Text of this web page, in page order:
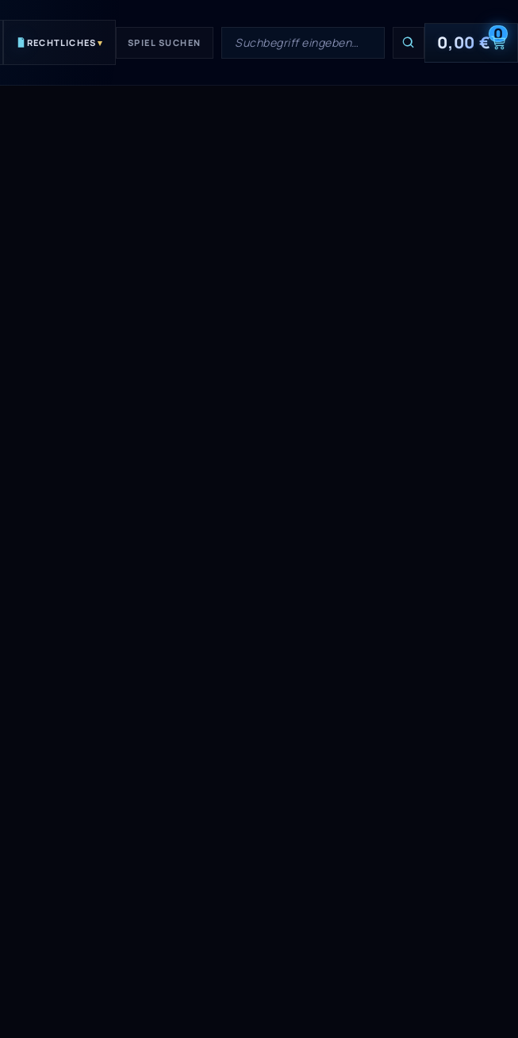
RECHTLICHES ▾ SPIEL SUCHEN 0,00€0